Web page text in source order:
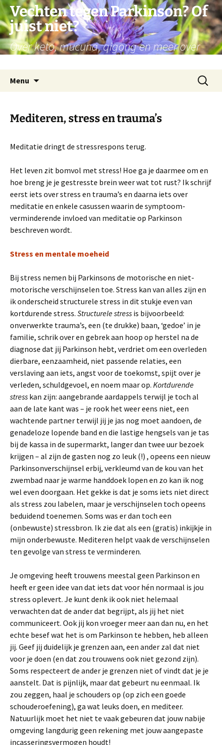
Ga
naar
de
inhoud
Vechten tegen Parkinson? Of
juist niet?
Over keto, mucuna, qigong en meer over
Menu
Zoeken
naar:
Mediteren, stress en trauma’s
Meditatie dringt de stressrespons terug.
Het leven zit bomvol met stress! Hoe ga je daarmee om en
hoe breng je je gestresste brein weer wat tot rust? Ik schrijf
eerst iets over stress en trauma’s en daarna iets over
meditatie en enkele casussen waarin de symptoom-
verminderende invloed van meditatie op Parkinson
beschreven wordt.
Stress en mentale moeheid
Bij stress nemen bij Parkinsons de motorische en niet-
motorische verschijnselen toe. Stress kan van alles zijn en
ik onderscheid structurele stress in dit stukje even van
kortdurende stress. Structurele stress is bijvoorbeeld:
onverwerkte trauma’s, een (te drukke) baan, ‘gedoe’ in je
familie, schrik over en gebrek aan hoop op herstel na de
diagnose dat jij Parkinson hebt, verdriet om een overleden
dierbare, eenzaamheid, niet passende relaties, een
verslaving aan iets, angst voor de toekomst, spijt over je
verleden, schuldgevoel, en noem maar op. Kortdurende
stress kan zijn: aangebrande aardappels terwijl je toch al
aan de late kant was – je rook het weer eens niet, een
wachtende partner terwijl jij je jas nog moet aandoen, de
genadeloze lopende band en die lastige hengsels van je tas
bij de kassa in de supermarkt, langer dan twee uur bezoek
krijgen – al zijn de gasten nog zo leuk (!) , opeens een nieuw
Parkinsonverschijnsel erbij, verkleumd van de kou van het
zwembad naar je warme handdoek lopen en zo kan ik nog
wel even doorgaan. Het gekke is dat je soms iets niet direct
als stress zou labelen, maar je verschijnselen toch opeens
beduidend toenemen. Soms was er dan toch een
(onbewuste) stressbron. Ik zie dat als een (gratis) inkijkje in
mijn onderbewuste. Mediteren helpt vaak de verschijnselen
ten gevolge van stress te verminderen.
Je omgeving heeft trouwens meestal geen Parkinson en
heeft er geen idee van dat iets dat voor hén normaal is jou
stress oplevert. Je kunt denk ik ook niet helemaal
verwachten dat de ander dat begrijpt, als jij het niet
communiceert. Ook jij kon vroeger meer aan dan nu, en het
echte besef wat het is om Parkinson te hebben, heb alleen
jij. Geef jij duidelijk je grenzen aan, een ander zal dat niet
voor je doen (en dat zou trouwens ook niet gezond zijn).
Soms respecteert de ander je grenzen niet of vindt dat je je
aanstelt. Dat is pijnlijk, maar dat gebeurt nu eenmaal. Ik
zou zeggen, haal je schouders op (op zich een goede
schouderoefening), ga wat leuks doen, en mediteer.
Natuurlijk moet het niet te vaak gebeuren dat jouw nabije
omgeving langdurig geen rekening met jouw aangepaste
incasseringsvermogen houdt!